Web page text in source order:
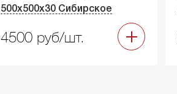
500х500х30 Сибирское
4500 руб/шт.